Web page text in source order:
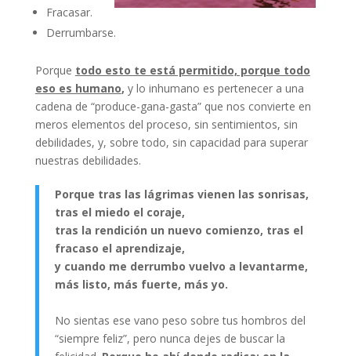
Fracasar.
Derrumbarse.
Porque todo esto te está permitido, porque todo
eso es humano, y lo inhumano es pertenecer a una
cadena de “produce-gana-gasta” que nos convierte en
meros elementos del proceso, sin sentimientos, sin
debilidades, y, sobre todo, sin capacidad para superar
nuestras debilidades.
Porque tras las lágrimas vienen las sonrisas,
tras el miedo el coraje,
tras la rendición un nuevo comienzo, tras el
fracaso el aprendizaje,
y cuando me derrumbo vuelvo a levantarme,
más listo, más fuerte, más yo.
No sientas ese vano peso sobre tus hombros del
“siempre feliz”, pero nunca dejes de buscar la